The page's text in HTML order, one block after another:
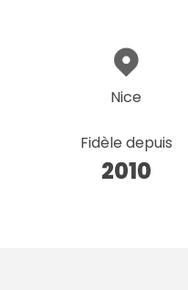
Nice
Fidèle depuis
2010